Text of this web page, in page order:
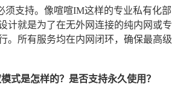
须支持。像喧喧IM这样的专业私有化部
计就是为了在无外网连接的纯内网或专
。所有服务均在内网闭环，确保最高级
式是怎样的？是否支持永久使用？